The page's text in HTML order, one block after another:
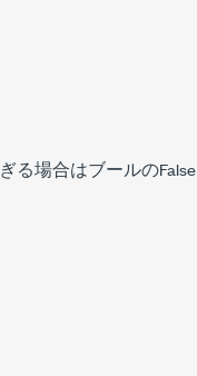
る場合はブールのFalse